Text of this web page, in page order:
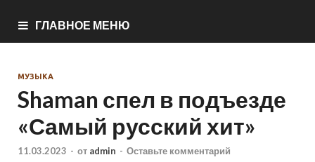
ГЛАВНОЕ МЕНЮ
МУЗЫКА
Shaman спел в подъезде
«Самый русский хит»
11.03.2023 - от admin - Оставьте комментарий